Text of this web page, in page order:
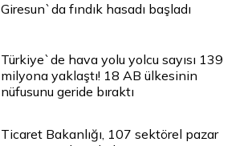
Giresun`da fındık hasadı başladı
Türkiye`de hava yolu yolcu sayısı 139
milyona yaklaştı! 18 AB ülkesinin
nüfusunu geride bıraktı
Ticaret Bakanlığı, 107 sektörel pazar